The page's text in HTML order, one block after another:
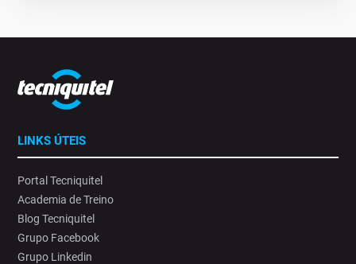
LINKS ÚTEIS
Portal Tecniquitel
Academia de Treino
Blog Tecniquitel
Grupo Facebook
Grupo Linkedin